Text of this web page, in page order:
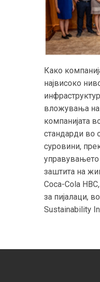
Како
највисоко
вложувања на
компанијата
стандарди во
суровини,
управувањето
заштита на
Coca-Cola
за пијалаци,
Sustainability